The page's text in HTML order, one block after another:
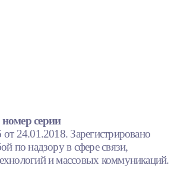
серии
24.01.2018. Зарегистрировано
по надзору в сфере связи,
и массовых коммуникаций.